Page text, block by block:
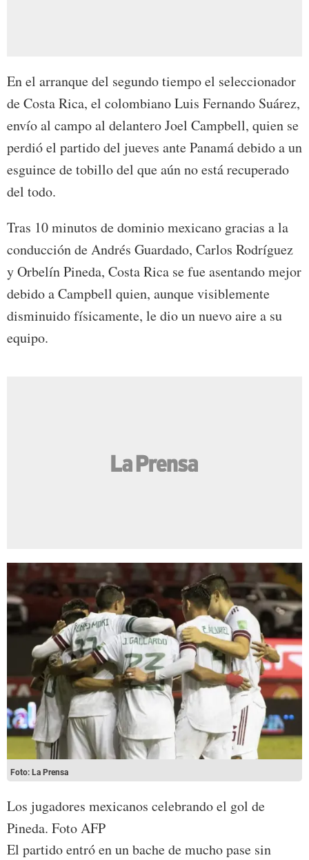
En el arranque del segundo tiempo el seleccionador
de Costa Rica, el colombiano Luis Fernando Suárez,
envío al campo al delantero Joel Campbell, quien se
perdió el partido del jueves ante Panamá debido a un
esguince de tobillo del que aún no está recuperado
del todo.
Tras 10 minutos de dominio mexicano gracias a la
conducción de Andrés Guardado, Carlos Rodríguez
y Orbelín Pineda, Costa Rica se fue asentando mejor
debido a Campbell quien, aunque visiblemente
disminuido físicamente, le dio un nuevo aire a su
equipo.
Foto: La Prensa
Los jugadores mexicanos celebrando el gol de
Pineda. Foto AFP
El partido entró en un bache de mucho pase sin